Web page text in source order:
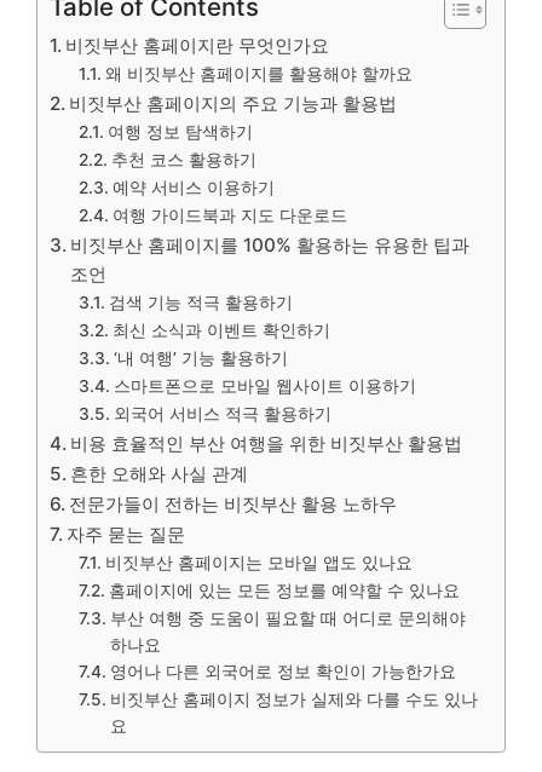
Table of Contents
비짓부산 홈페이지란 무엇인가요
왜 비짓부산 홈페이지를 활용해야 할까요
비짓부산 홈페이지의 주요 기능과 활용법
여행 정보 탐색하기
추천 코스 활용하기
예약 서비스 이용하기
여행 가이드북과 지도 다운로드
비짓부산 홈페이지를 100% 활용하는 유용한 팁과
조언
검색 기능 적극 활용하기
최신 소식과 이벤트 확인하기
‘내 여행’ 기능 활용하기
스마트폰으로 모바일 웹사이트 이용하기
외국어 서비스 적극 활용하기
비용 효율적인 부산 여행을 위한 비짓부산 활용법
흔한 오해와 사실 관계
전문가들이 전하는 비짓부산 활용 노하우
자주 묻는 질문
비짓부산 홈페이지는 모바일 앱도 있나요
홈페이지에 있는 모든 정보를 예약할 수 있나요
부산 여행 중 도움이 필요할 때 어디로 문의해야
하나요
영어나 다른 외국어로 정보 확인이 가능한가요
비짓부산 홈페이지 정보가 실제와 다를 수도 있나
요